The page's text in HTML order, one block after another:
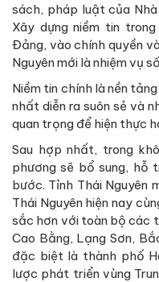
sách, pháp luật của
Xây dựng niềm tin
Đảng, vào chính quyền
Nguyên mới là nhiệm vụ
Niềm tin chính là nền
nhất diễn ra suôn sẻ và
quan trọng để hiện thực
Sau hợp nhất, trong
phương sẽ bổ sung, hỗ
bước. Tỉnh Thái Nguyên
Thái Nguyên hiện nay
sắc hơn với toàn bộ các
Cao Bằng, Lạng Sơn,
đặc biệt là thành phố
lược phát triển vùng